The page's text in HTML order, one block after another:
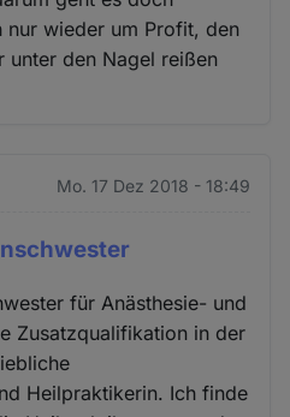
wieder um Profit, den
unter den Nagel reißen
Mo. 17 Dez 2018 - 18:49
für Anästhesie- und
Zusatzqualifikation in der
Heilpraktikerin. Ich finde